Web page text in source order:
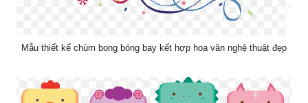
Mẫu thiết kế chùm bong bóng bay kết hợp hoa văn nghệ thuật đẹp